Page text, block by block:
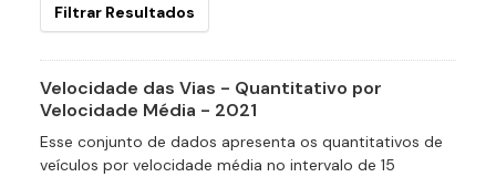
Filtrar Resultados
Velocidade das Vias - Quantitativo por
Velocidade Média - 2021
Esse conjunto de dados apresenta os quantitativos de
veículos por velocidade média no intervalo de 15